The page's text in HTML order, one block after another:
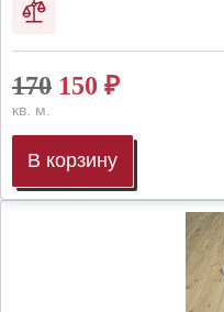
170 150 ₽
кв. м.
В корзину